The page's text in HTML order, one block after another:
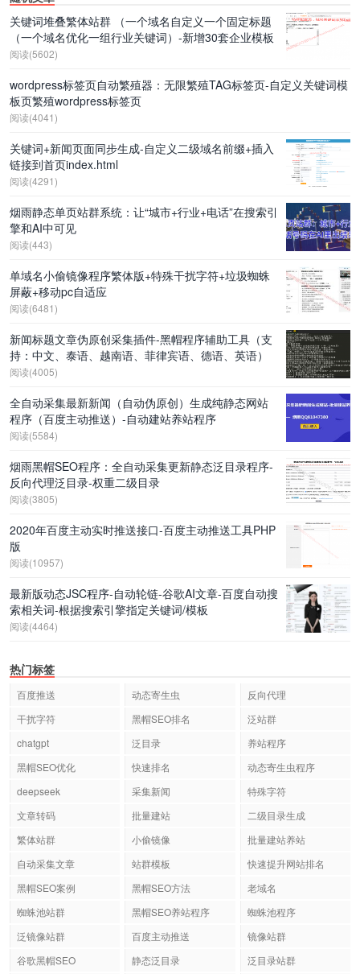
关键词堆叠繁体站群 （一个域名自定义一个固定标题
（一个域名优化一组行业关键词）-新增30套企业模板
阅读(5602)
wordpress标签页自动繁殖器：无限繁殖TAG标签页-自定义关键词模
板页繁殖wordpress标签页
阅读(4041)
关键词+新闻页面同步生成-自定义二级域名前缀+插入
链接到首页index.html
阅读(4291)
烟雨静态单页站群系统：让“城市+行业+电话”在搜索引
擎和AI中可见
阅读(443)
单域名小偷镜像程序繁体版+特殊干扰字符+垃圾蜘蛛
屏蔽+移动pc自适应
阅读(6481)
新闻标题文章伪原创采集插件-黑帽程序辅助工具（支
持：中文、泰语、越南语、菲律宾语、德语、英语）
阅读(4005)
全自动采集最新新闻（自动伪原创）生成纯静态网站
程序（百度主动推送）-自动建站养站程序
阅读(5584)
烟雨黑帽SEO程序：全自动采集更新静态泛目录程序-
反向代理泛目录-权重二级目录
阅读(3805)
2020年百度主动实时推送接口-百度主动推送工具PHP
版
阅读(10957)
最新版动态JSC程序-自动轮链-谷歌AI文章-百度自动搜
索相关词-根据搜索引擎指定关键词/模板
阅读(4464)
热门标签
百度推送 动态寄生虫
反向代理
干扰字符
黑帽SEO排名
泛站群
chatgpt
泛目录
养站程序
黑帽SEO优化
快速排名
动态寄生虫程序
deepseek
采集新闻
特殊字符
文章转码
批量建站
二级目录生成
繁体站群
小偷镜像
批量建站养站
自动采集文章
站群模板
快速提升网站排名
黑帽SEO案例
黑帽SEO方法
老域名
蜘蛛池站群
黑帽SEO养站程序
蜘蛛池程序
泛镜像站群
百度主动推送
镜像站群
谷歌黑帽SEO
静态泛目录 泛目录站群